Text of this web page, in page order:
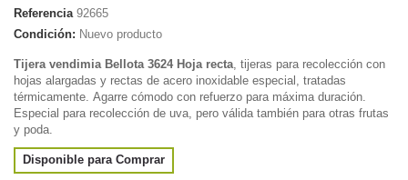
Referencia 92665
Condición: Nuevo producto
Tijera vendimia Bellota 3624 Hoja recta, tijeras para recolección con
hojas alargadas y rectas de acero inoxidable especial, tratadas
térmicamente. Agarre cómodo con refuerzo para máxima duración.
Especial para recolección de uva, pero válida también para otras frutas
y poda.
Disponible para Comprar